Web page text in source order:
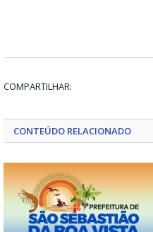
COMPARTILHAR:
CONTEÚDO RELACIONADO